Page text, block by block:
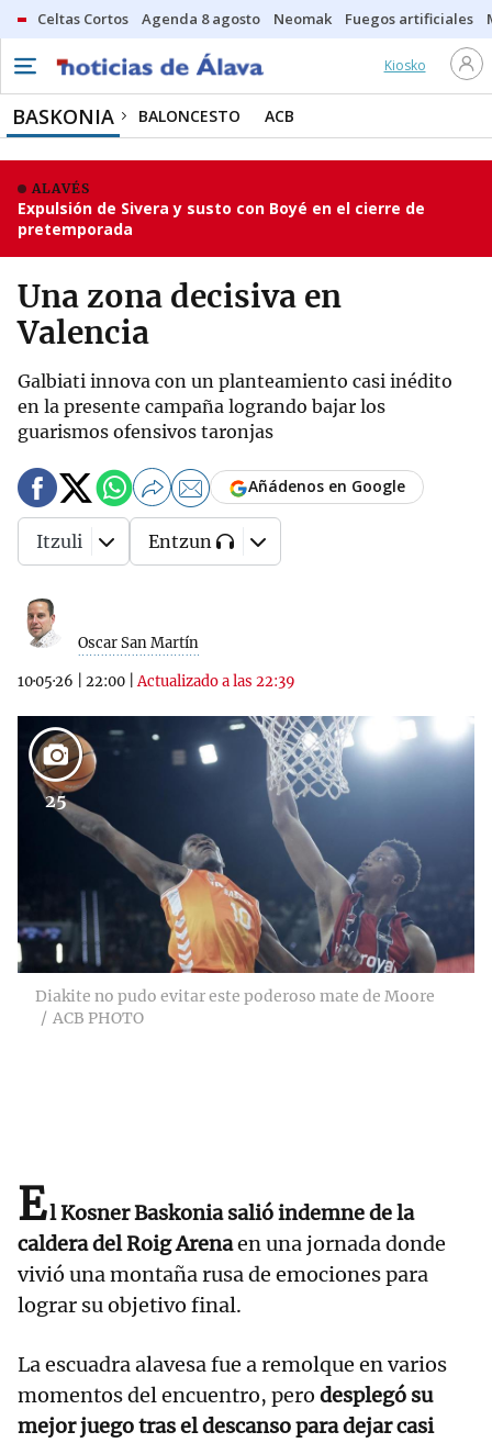
Celtas Cortos Agenda 8 agosto Neomak Fuegos artificiales
Kiosko
BASKONIA BALONCESTO ACB
ALAVÉS
Expulsión de Sivera y susto con Boyé en el cierre de
pretemporada
Una zona decisiva en
Valencia
Galbiati innova con un planteamiento casi inédito
en la presente campaña logrando bajar los
guarismos ofensivos taronjas
Oscar San Martín
10·05·26 22:00 |Actualizado a las 22:39
Añádenos en Google
Itzuli Entzun
25
Diakite no pudo evitar este poderoso mate de Moore
ACB PHOTO
El Kosner Baskonia salió indemne de la
caldera del Roig Arenaen una jornada donde
vivió una montaña rusa de emociones para
lograr su objetivo final.
La escuadra alavesa fue a remolque en varios
momentos del encuentro, pero desplegó su
mejor juego tras el descanso para dejar casi